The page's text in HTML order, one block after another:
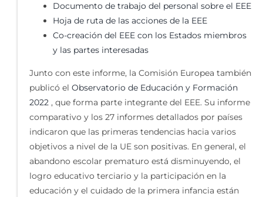
Documento de trabajo del personal sobre el EEE
Hoja de ruta de las acciones de la EEE
Co-creación del EEE con los Estados miembros
y las partes interesadas
Junto con este informe, la Comisión Europea también
publicó el Observatorio de Educación y Formación
2022 , que forma parte integrante del EEE. Su informe
comparativo y los 27 informes detallados por países
indicaron que las primeras tendencias hacia varios
objetivos a nivel de la UE son positivas. En general, el
abandono escolar prematuro está disminuyendo, el
logro educativo terciario y la participación en la
educación y el cuidado de la primera infancia están